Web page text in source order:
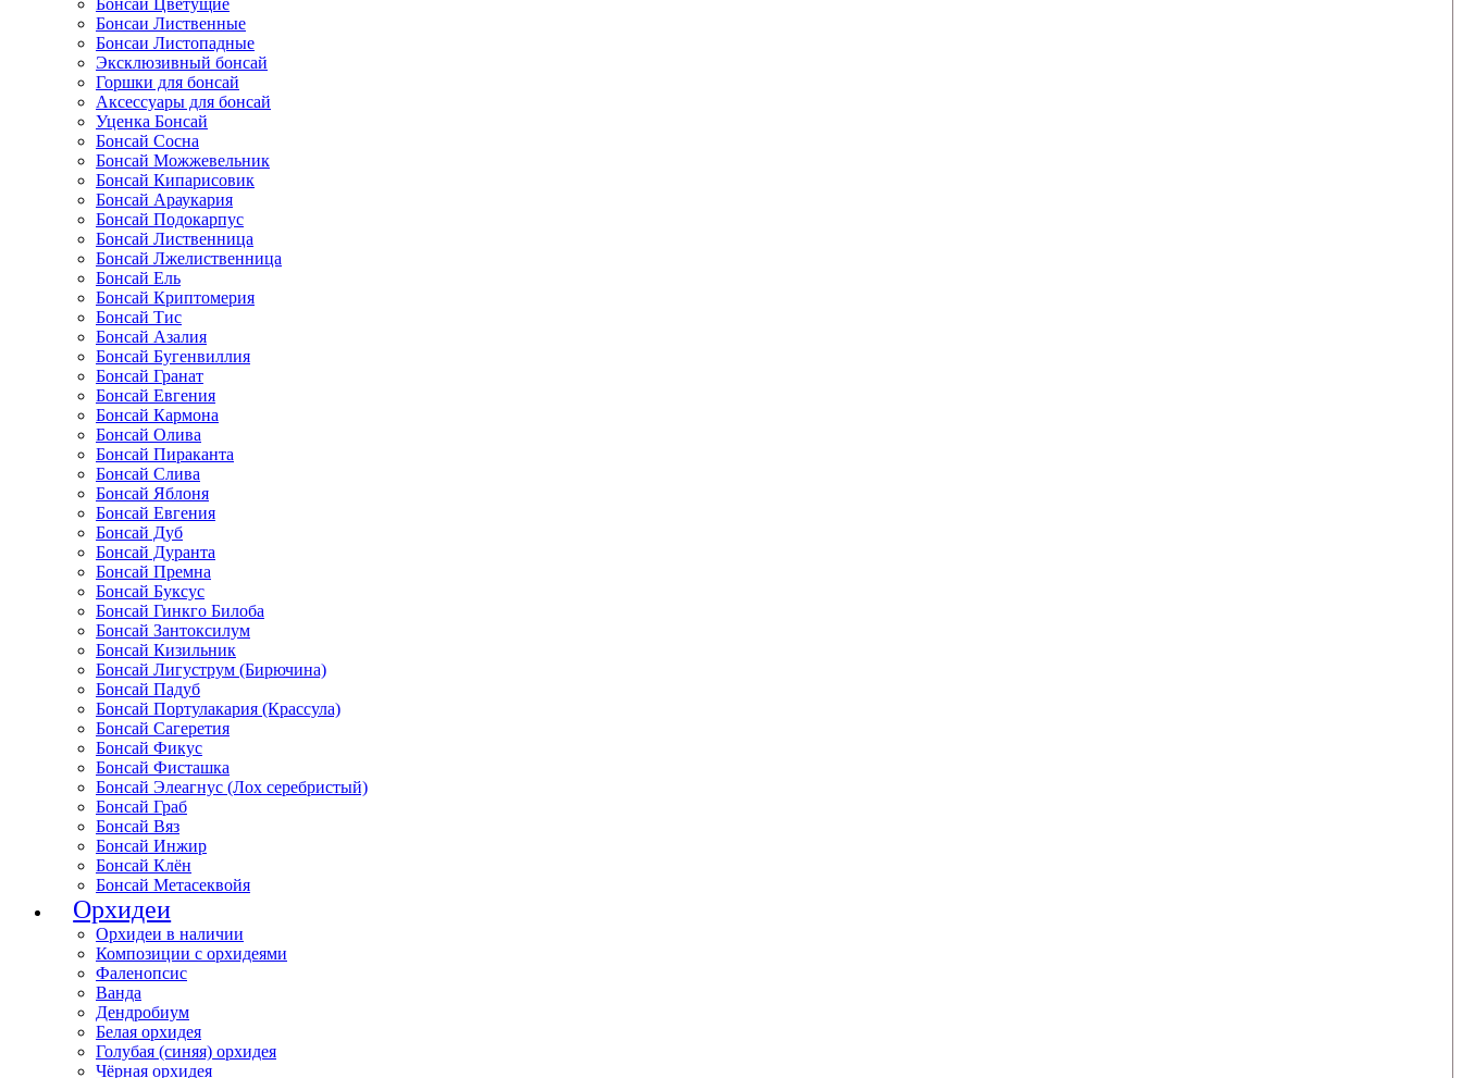
Бонсаи Цветущие
Бонсаи Лиственные
Бонсаи Листопадные
Эксклюзивный бонсай
Горшки для бонсай
Аксессуары для бонсай
Уценка Бонсай
Бонсай Сосна
Бонсай Можжевельник
Бонсай Кипарисовик
Бонсай Араукария
Бонсай Подокарпус
Бонсай Лиственница
Бонсай Лжелиственница
Бонсай Ель
Бонсай Криптомерия
Бонсай Тис
Бонсай Азалия
Бонсай Бугенвиллия
Бонсай Гранат
Бонсай Евгения
Бонсай Кармона
Бонсай Олива
Бонсай Пираканта
Бонсай Слива
Бонсай Яблоня
Бонсай Евгения
Бонсай Дуб
Бонсай Дуранта
Бонсай Премна
Бонсай Буксус
Бонсай Гинкго Билоба
Бонсай Зантоксилум
Бонсай Кизильник
Бонсай Лигуструм (Бирючина)
Бонсай Падуб
Бонсай Портулакария (Крассула)
Бонсай Сагеретия
Бонсай Фикус
Бонсай Фисташка
Бонсай Элеагнус (Лох серебристый)
Бонсай Граб
Бонсай Вяз
Бонсай Инжир
Бонсай Клён
Бонсай Метасеквойя
Орхидеи
Орхидеи в наличии
Композиции с орхидеями
Фаленопсис
Ванда
Дендробиум
Белая орхидея
Голубая (синяя) орхидея
Чёрная орхидея